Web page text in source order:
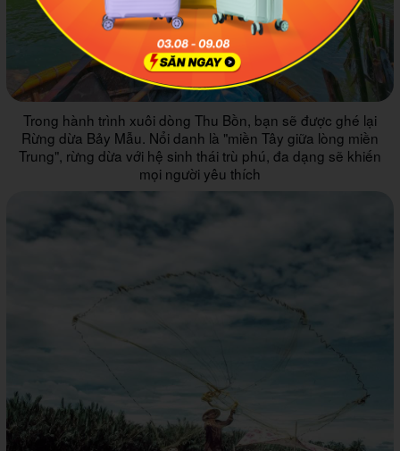
Trong hành trình xuôi dòng Thu Bồn, bạn sẽ được ghé lại
Rừng dừa Bảy Mẫu. Nổi danh là "miền Tây giữa lòng miền
Trung", rừng dừa với hệ sinh thái trù phú, đa dạng sẽ khiến
mọi người yêu thích